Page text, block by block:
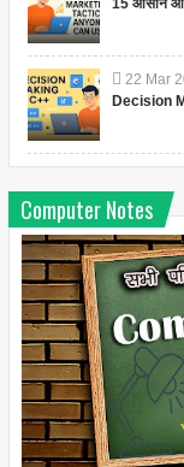
22 Mar
Decision
Computer Notes